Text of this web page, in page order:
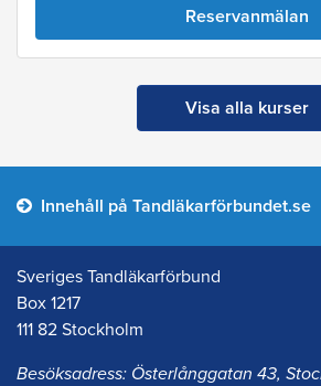
Reservanmälan
Visa alla kurser
Innehåll på Tandläkarförbundet.se
Sveriges Tandläkarförbund
Box 1217
111 82 Stockholm
Besöksadress: Österlånggatan 43,